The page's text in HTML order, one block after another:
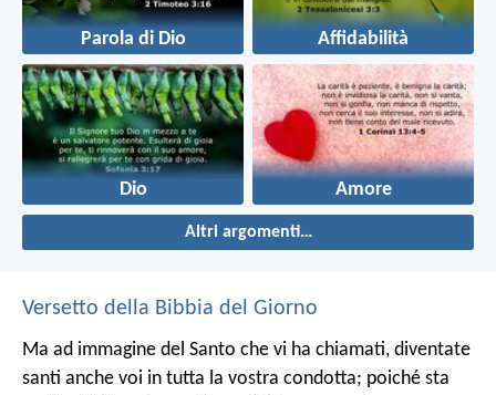
Parola di Dio Affidabilità
Dio Amore
Altri argomenti…
Versetto della Bibbia del Giorno
Ma ad immagine del Santo che vi ha chiamati, diventate
santi anche voi in tutta la vostra condotta; poiché sta